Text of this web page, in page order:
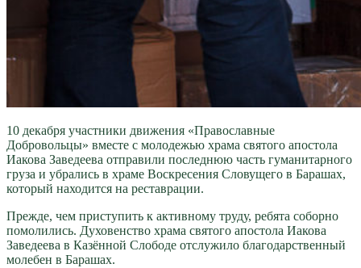
10 декабря участники движения «Православные
Добровольцы» вместе с молодежью храма святого апостола
Иакова Заведеева отправили последнюю часть гуманитарного
груза и убрались в храме Воскресения Словущего в Барашах,
который находится на реставрации.
Прежде, чем приступить к активному труду, ребята соборно
помолились. Духовенство храма святого апостола Иакова
Заведеева в Казённой Слободе отслужило благодарственный
молебен в Барашах.